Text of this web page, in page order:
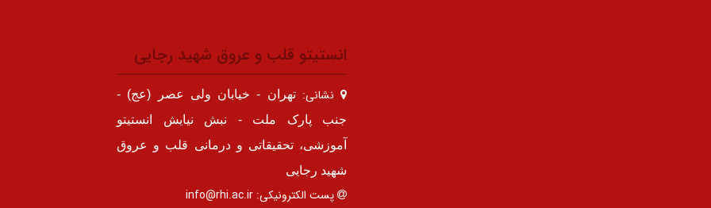
انستیتو قلب و عروق شهید رجایی
نشانی:تهران - خیابان ولی عصر (عج) -
جنب پارک ملت - نبش نیایش انستیتو
آموزشی، تحقیقاتی و درمانی قلب و عروق
شهید رجایی
پست الکترونیکی: info@rhi.ac.ir